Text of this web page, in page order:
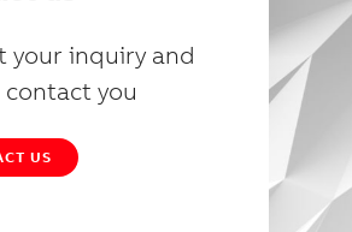
your inquiry and
you
US